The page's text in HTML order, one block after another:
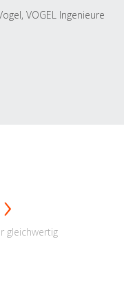
VOGEL Ingenieure
gleichwertig